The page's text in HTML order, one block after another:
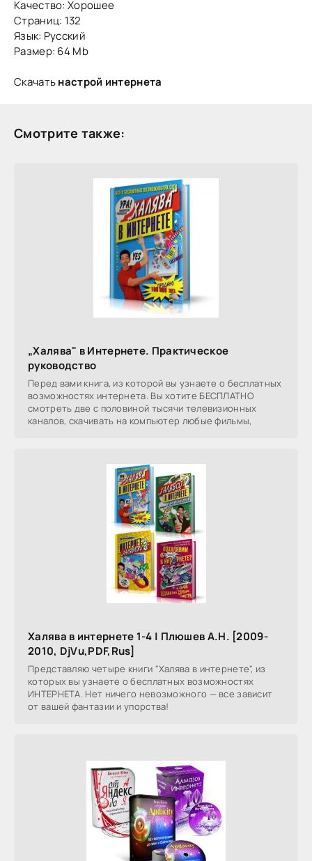
Качество: Хорошее
Страниц: 132
Язык: Русский
Размер: 64 Mb
Скачатьнастрой интернета
Смотрите также:
„Халява" в Интернете. Практическое
руководство
Перед вами книга, из которой вы узнаете о бесплатных
возможностях интернета. Вы хотите БЕСПЛАТНО
смотреть две с половиной тысячи телевизионных
каналов, скачивать на компьютер любые фильмы,
Халява в интернете 1-4 | Плюшев А.Н. [2009-
2010, DjVu,PDF,Rus]
Представляю четыре книги "Халява в интернете", из
которых вы узнаете о бесплатных возможностях
ИНТЕРНЕТА. Нет ничего невозможного — все зависит
от вашей фантазии и упорства!